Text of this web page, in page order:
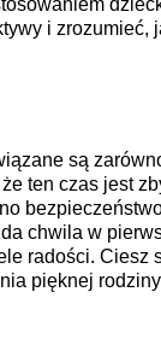
i zrozumieć,
są
ten czas jest
chwila w
radości. Ciesz
pięknej